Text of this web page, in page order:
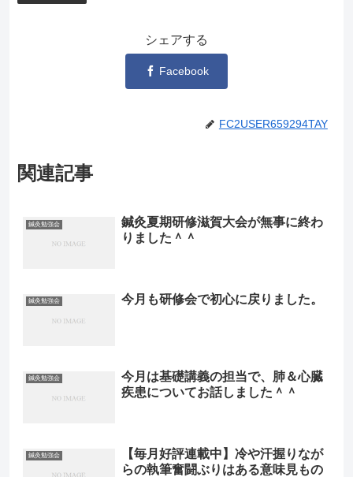
シェアする
Facebook
FC2USER659294TAY
関連記事
鍼灸勉強会
鍼灸夏期研修滋賀大会が無事に終わ
りました＾＾
鍼灸勉強会 今月も研修会で初心に戻りました。
鍼灸勉強会
今月は基礎講義の担当で、肺＆心臓
疾患についてお話しました＾＾
鍼灸勉強会
【毎月好評連載中】冷や汗握りなが
らの執筆奮闘ぶりはある意味見もの